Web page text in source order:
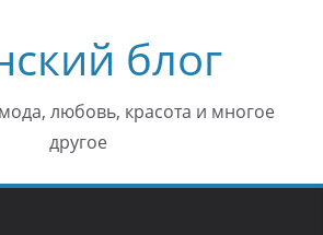
блог
любовь, красота и многое
другое